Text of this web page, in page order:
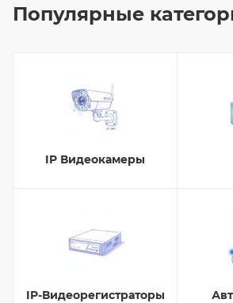
Популярные
IP Видеокамеры
IP-Видеорегистраторы